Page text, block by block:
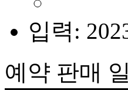
입력:
예약 판매